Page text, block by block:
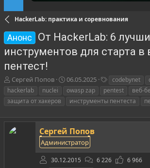
HackerLab: практика и соревнования
Анонс
От HackerLab: 6
инструментов для старта в
пентест!
А
в
о
т
е
Сергей Попов
Д
а
а
ч
а
л
а
06.05.2025
е
и
codebynet
hackerlab
nuclei owasp zap pentest
веб-
защита от хакеров
инструменты пентеста
Сергей Попов
Администратор
30.12.2015 6 226 6 966